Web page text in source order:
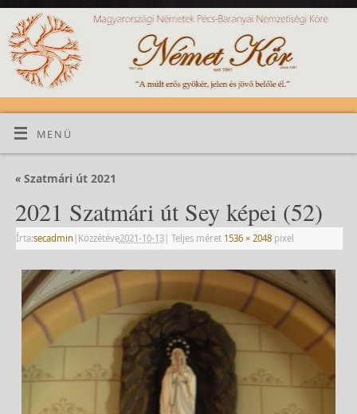
MENÜ
«Szatmári út 2021
2021 Szatmári út Sey képei (52)
Írta:secadmin | Közzétéve2021-10-13| Teljes méret 1536 × 2048pixel